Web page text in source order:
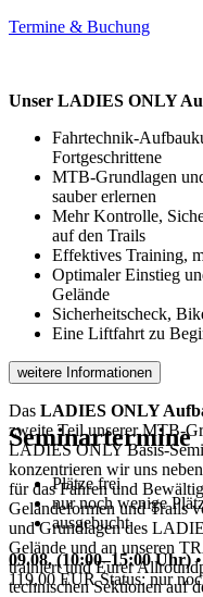
Termine & Buchung
Unser LADIES ONLY
Fahrtechnik-
Fortgeschrittene
MTB-Grundlagen
sauber erlernen
Mehr Kontrolle,
auf den Trails
Effektives Training,
Optimaler Einstieg
Gelände
Sicherheitscheck,
Eine Liftfahrt zu
weitere Informationen
Das LADIES ONLY
zweite Teil unserer MTB-
LADIES ONLY Basis-
konzentrieren wir uns
für das Fahren und
Geländeformen und Trails
und Grundlagen des
Gelände und an unseren
trainiert und Eurer
technischen Sektionen auf
Seminartermine
Plätze frei
nur noch wenige
ausgebucht
09.08. (10:00–15:00 Uhr)•
119,00 EURStatus: nur